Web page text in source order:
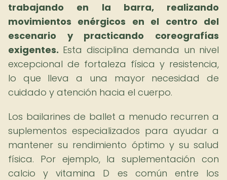
trabajando en la barra, realizando
movimientos enérgicos en el centro del
escenario y practicando coreografías
exigentes. Esta disciplina demanda un nivel
excepcional de fortaleza física y resistencia,
lo que lleva a una mayor necesidad de
cuidado y atención hacia el cuerpo.
Los bailarines de ballet a menudo recurren a
suplementos especializados para ayudar a
mantener su rendimiento óptimo y su salud
física. Por ejemplo, la suplementación con
calcio y vitamina D es común entre los